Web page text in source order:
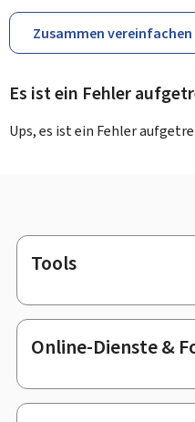
Zusammen vereinfachen
Es ist ein Fehler
Ups, es ist ein Fehler
Footer
Tools
Online-Dienste &